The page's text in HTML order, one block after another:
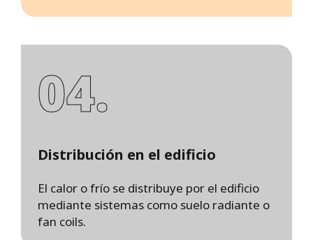
04.
Distribución en el edificio
El calor o frío se distribuye por el edificio
mediante sistemas como suelo radiante o
fan coils.